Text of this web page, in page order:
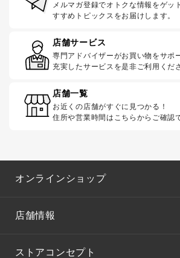
メルマガ登録でオトクな情報をゲッ
すすめトピックスをお届けします。
店舗サービス
専門アドバイザーがお買い物をサポ
充実したサービスを是非ご利用くだ
店舗一覧
お近くの店舗がすぐに見つかる！
住所や営業時間はこちらからご確認
オンラインショップ
店舗情報
ストアコンセプト